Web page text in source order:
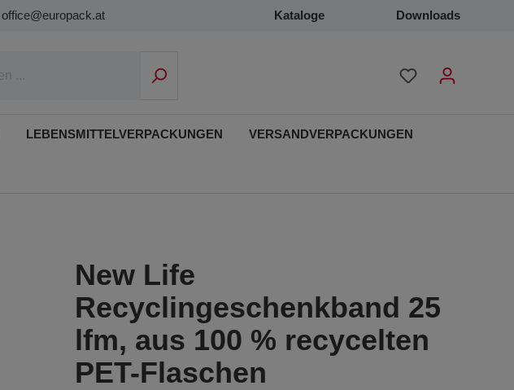
office@europack.at Kataloge Downloads
LEBENSMITTELVERPACKUNGEN VERSANDVERPACKUNGEN
New Life
Recyclingeschenkband 25
lfm, aus 100 % recycelten
PET-Flaschen